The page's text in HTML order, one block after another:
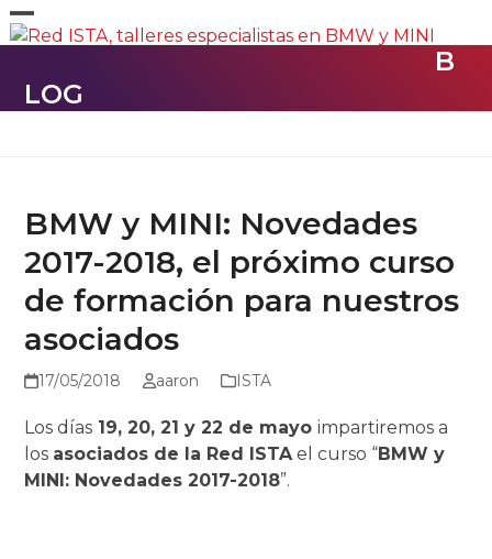
Skip
toOpen
menu
Close
menu
B
LOG
BMW y MINI: Novedades
2017-2018, el próximo curso
de formación para nuestros
asociados
17/05/2018 aaron ISTA
Los días 19, 20, 21 y 22 de mayoimpartiremos a
los asociados de la Red ISTAel curso “BMW y
MINI: Novedades 2017-2018”.